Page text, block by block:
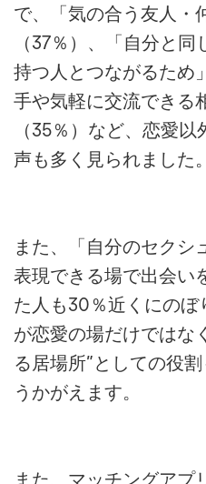
で、「気の合う友人・
（37％）、「自分と
持つ人とつながるため
手や気軽に交流できる
（35％）など、恋愛
声も多く見られました。
また、「自分のセクシ
表現できる場で出会い
た人も30％近くにのぼ
が恋愛の場だけではな
る居場所”としての役
うかがえます。